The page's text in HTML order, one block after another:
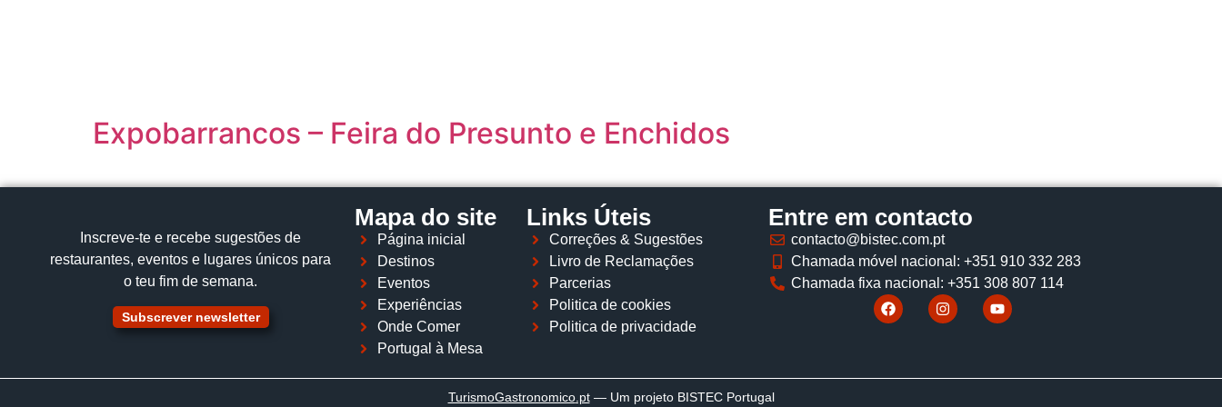
Expobarrancos – Feira do Presunto e Enchidos
Inscreve‑te e recebe sugestões de
restaurantes, eventos e lugares únicos para
o teu fim de semana.
Subscrever newsletter
Mapa do site
Página inicial
Destinos
Eventos
Experiências
Onde Comer
Portugal à Mesa
Links Úteis
Correções & Sugestões
Livro de Reclamações
Parcerias
Politica de cookies
Politica de privacidade
Entre em contacto
contacto@bistec.com.pt
Chamada móvel nacional: +351 910 332 283
Chamada fixa nacional: +351 308 807 114
TurismoGastronomico.pt— Um projeto BISTEC Portugal